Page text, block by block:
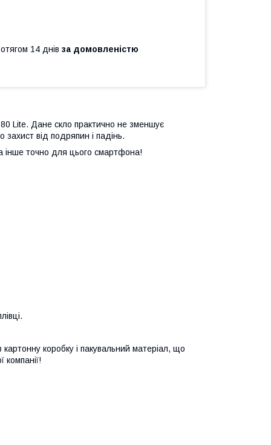
14 днів за домовленістю
Lite. Дане скло практично не зменшує
захист від подряпин і падінь.
інше точно для цього смартфона!
коробку і пакувальний матеріал, що
компанії!